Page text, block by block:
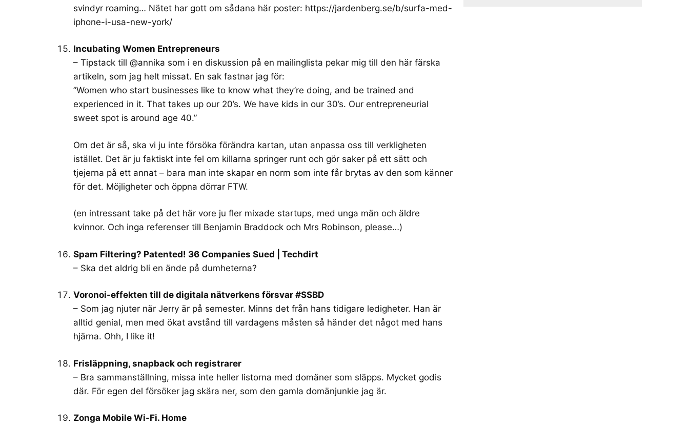
svindyr roaming… Nätet har gott om sådana här poster: https://jardenberg.se/b/surfa-med-
iphone-i-usa-new-york/
Incubating Women Entrepreneurs
– Tipstack till @annika som i en diskussion på en mailinglista pekar mig till den här färska
artikeln, som jag helt missat. En sak fastnar jag för:
”Women who start businesses like to know what they’re doing, and be trained and
experienced in it. That takes up our 20’s. We have kids in our 30’s. Our entrepreneurial
sweet spot is around age 40.”
Om det är så, ska vi ju inte försöka förändra kartan, utan anpassa oss till verkligheten
istället. Det är ju faktiskt inte fel om killarna springer runt och gör saker på ett sätt och
tjejerna på ett annat – bara man inte skapar en norm som inte får brytas av den som känner
för det. Möjligheter och öppna dörrar FTW.
(en intressant take på det här vore ju fler mixade startups, med unga män och äldre
kvinnor. Och inga referenser till Benjamin Braddock och Mrs Robinson, please…)
Spam Filtering? Patented! 36 Companies Sued | Techdirt
– Ska det aldrig bli en ände på dumheterna?
Voronoi-effekten till de digitala nätverkens försvar #SSBD
– Som jag njuter när Jerry är på semester. Minns det från hans tidigare ledigheter. Han är
alltid genial, men med ökat avstånd till vardagens måsten så händer det något med hans
hjärna. Ohh, I like it!
Frisläppning, snapback och registrarer
– Bra sammanställning, missa inte heller listorna med domäner som släpps. Mycket godis
där. För egen del försöker jag skära ner, som den gamla domänjunkie jag är.
Zonga Mobile Wi-Fi. Home